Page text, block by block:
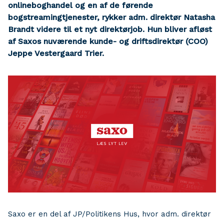
onlineboghandel og en af de førende
bogstreamingtjenester, rykker adm. direktør Natasha
Brandt videre til et nyt direktørjob. Hun bliver afløst
af Saxos nuværende kunde- og driftsdirektør (COO)
Jeppe Vestergaard Trier.
Saxo er en del af JP/Politikens Hus, hvor adm. direktør